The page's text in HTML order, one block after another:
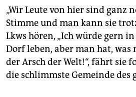
„Wir Leute von hier sind ganz
Stimme und man kann sie
Lkws hören, „Ich würde gern
Dorf leben, aber man hat, was
der Arsch der Welt!“, fährt sie
die schlimmste Gemeinde des